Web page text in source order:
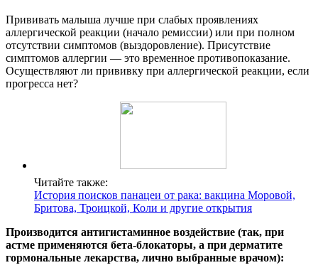
Прививать малыша лучше при слабых проявлениях
аллергической реакции (начало ремиссии) или при полном
отсутствии симптомов (выздоровление). Присутствие
симптомов аллергии — это временное противопоказание.
Осуществляют ли прививку при аллергической реакции, если
прогресса нет?
Читайте также:
История поисков панацеи от рака: вакцина Моровой,
Бритова, Троицкой, Коли и другие открытия
Производится антигистаминное воздействие (так, при
астме применяются бета-блокаторы, а при дерматите
гормональные лекарства, лично выбранные врачом):